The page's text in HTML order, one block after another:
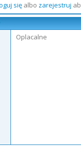
sięalbo zarejestruj
Oplacalne